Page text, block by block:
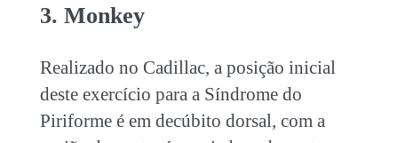
3. Monkey
Realizado no Cadillac, a posição inicial
deste exercício para a Síndrome do
Piriforme é em decúbito dorsal, com a